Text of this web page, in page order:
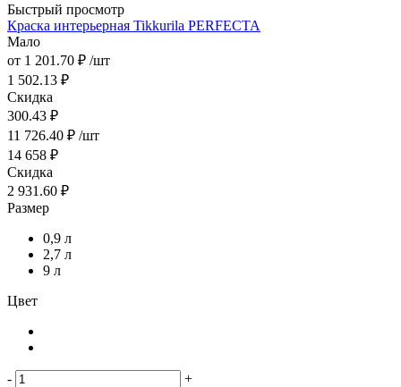
Быстрый просмотр
Краска интерьерная Tikkurila PERFECTA
Мало
от 1 201.70 ₽ /шт
1 502.13 ₽
Скидка
300.43 ₽
11 726.40 ₽ /шт
14 658 ₽
Скидка
2 931.60 ₽
Размер
0,9 л
2,7 л
9 л
Цвет
-
+